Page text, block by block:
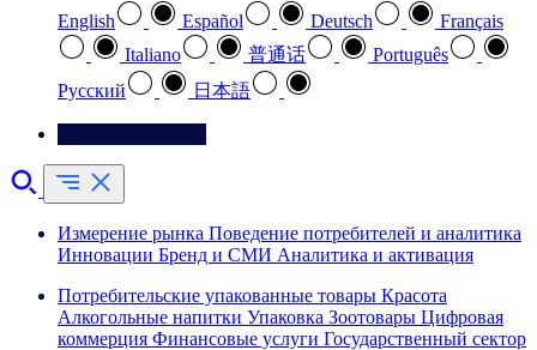
English Español Deutsch
Français
Italiano
普通话
Português
Pусский
日本語
Измерение рынка Поведение потребителей и аналитика
Инновации Бренд и СМИ Аналитика и активация
Потребительские упакованные товары Красота
Алкогольные напитки Упаковка Зоотовары Цифровая
коммерция Финансовые услуги Государственный сектор